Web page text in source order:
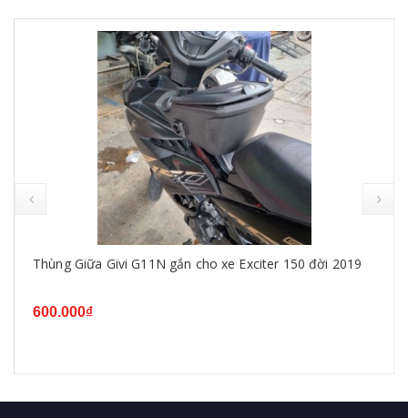
Thùng Giữa Givi G11N gắn cho xe Exciter 150 đời 2019
600.000₫